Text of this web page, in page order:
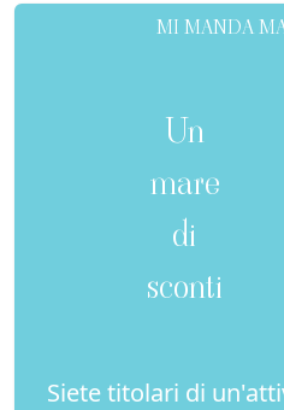
MI MANDA
Un
mare
di
sconti
Siete titolari di